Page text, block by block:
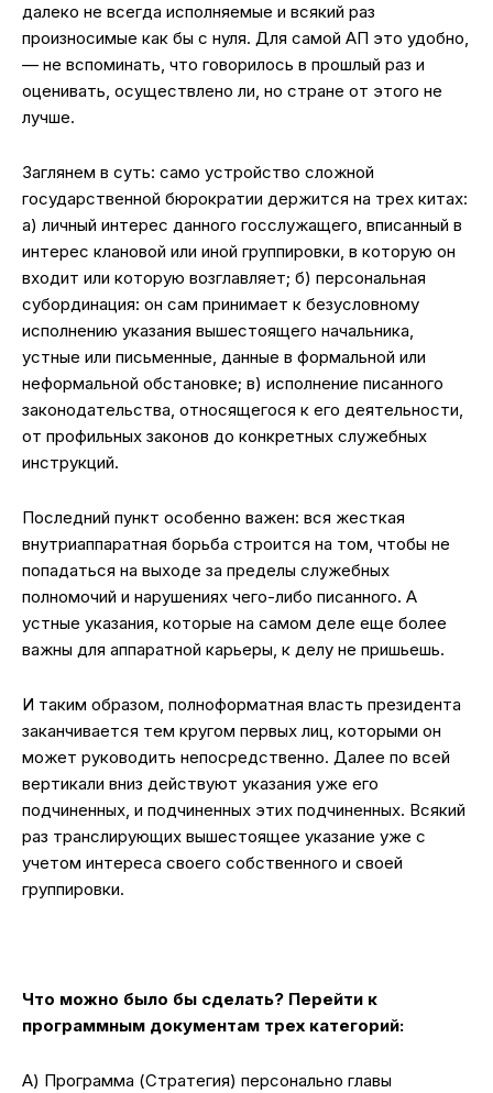
далеко не всегда исполняемые и всякий раз
произносимые как бы с нуля. Для самой АП это удобно,
— не вспоминать, что говорилось в прошлый раз и
оценивать, осуществлено ли, но стране от этого не
лучше.
Заглянем в суть: само устройство сложной
государственной бюрократии держится на трех китах:
а) личный интерес данного госслужащего, вписанный в
интерес клановой или иной группировки, в которую он
входит или которую возглавляет; б) персональная
субординация: он сам принимает к безусловному
исполнению указания вышестоящего начальника,
устные или письменные, данные в формальной или
неформальной обстановке; в) исполнение писанного
законодательства, относящегося к его деятельности,
от профильных законов до конкретных служебных
инструкций.
Последний пункт особенно важен: вся жесткая
внутриаппаратная борьба строится на том, чтобы не
попадаться на выходе за пределы служебных
полномочий и нарушениях чего-либо писанного. А
устные указания, которые на самом деле еще более
важны для аппаратной карьеры, к делу не пришьешь.
И таким образом, полноформатная власть президента
заканчивается тем кругом первых лиц, которыми он
может руководить непосредственно. Далее по всей
вертикали вниз действуют указания уже его
подчиненных, и подчиненных этих подчиненных. Всякий
раз транслирующих вышестоящее указание уже с
учетом интереса своего собственного и своей
группировки.
Что можно было бы сделать? Перейти к
программным документам трех категорий:
А) Программа (Стратегия) персонально главы